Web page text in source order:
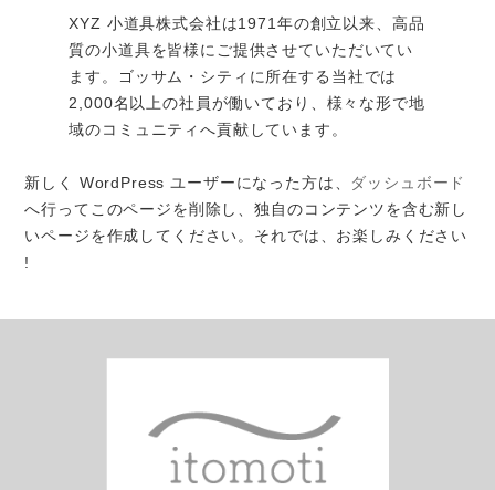
事業紹介
糸商とは？
itomotiとは？
ご提案事例
糸の辞典
基礎用語
0
ログイン・会員登録
XYZ 小道具株式会社は1971年の創立以来、高品
質の小道具を皆様にご提供させていただいてい
ます。ゴッサム・シティに所在する当社では
2,000名以上の社員が働いており、様々な形で地
域のコミュニティへ貢献しています。
新しく WordPress ユーザーになった方は、 ダッシュボード
へ行ってこのページを削除し、独自のコンテンツを含む新し
いページを作成してください。それでは、お楽しみください
!